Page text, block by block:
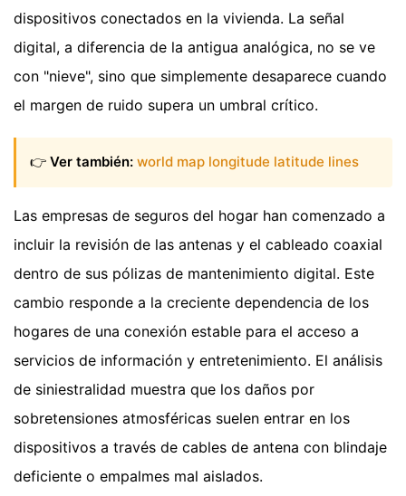
dispositivos conectados en la vivienda. La señal
digital, a diferencia de la antigua analógica, no se ve
con "nieve", sino que simplemente desaparece cuando
el margen de ruido supera un umbral crítico.
👉 Ver también: world map longitude latitude lines
Las empresas de seguros del hogar han comenzado a
incluir la revisión de las antenas y el cableado coaxial
dentro de sus pólizas de mantenimiento digital. Este
cambio responde a la creciente dependencia de los
hogares de una conexión estable para el acceso a
servicios de información y entretenimiento. El análisis
de siniestralidad muestra que los daños por
sobretensiones atmosféricas suelen entrar en los
dispositivos a través de cables de antena con blindaje
deficiente o empalmes mal aislados.